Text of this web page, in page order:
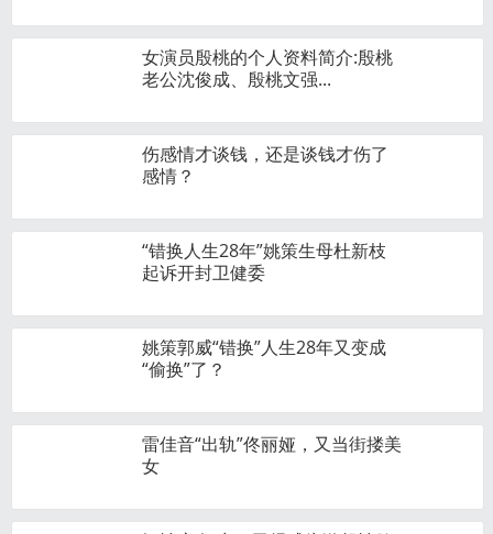
女演员殷桃的个人资料简介:殷桃
老公沈俊成、殷桃文强...
伤感情才谈钱，还是谈钱才伤了
感情？
“错换人生28年”姚策生母杜新枝
起诉开封卫健委
姚策郭威“错换”人生28年又变成
“偷换”了？
雷佳音“出轨”佟丽娅，又当街搂美
女